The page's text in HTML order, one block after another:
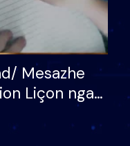
Mesazhe
Liçon nga
meritoj…